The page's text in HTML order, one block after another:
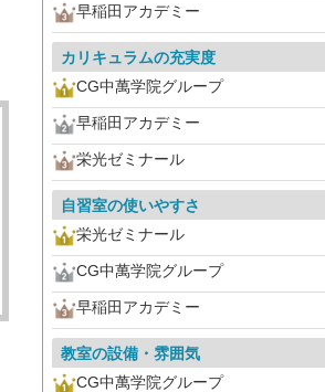
早稲田アカデミー
カリキュラムの充実度
CG中萬学院グループ
早稲田アカデミー
栄光ゼミナール
自習室の使いやすさ
栄光ゼミナール
CG中萬学院グループ
早稲田アカデミー
教室の設備・雰囲気
CG中萬学院グループ